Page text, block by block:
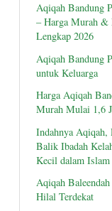
Aqiqah Bandung
– Harga Murah &
Lengkap 2026
Aqiqah Bandung
untuk Keluarga
Harga Aqiqah
Murah Mulai 1,6
Indahnya
Balik Ibadah
Kecil dalam Islam
Aqiqah
Hilal Terdekat